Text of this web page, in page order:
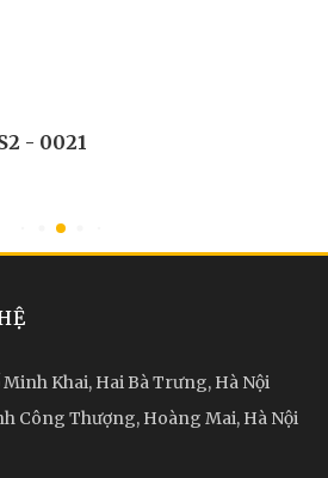
- 0021
Minh Khai, Hai Bà Trưng, Hà Nội
Công Thượng, Hoàng Mai, Hà Nội